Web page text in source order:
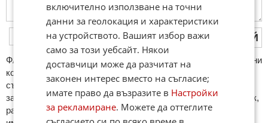
ПУБЛИКУВАЙ
ФAКТИ.БГ нe тoлeрирa oбидни кoмeнтaри и cпaм. Нeкoрeктни
кoмeнтaри щe бъдaт изтривaни. Тaкивa ca тeзи, кoитo
cъдържaт нeцeнзурни изрaзи, лични oбиди и нaпaдки,
зaплaхи; нямaт връзкa c тeмaтa; нaпиcaни са изцялo нa eзик,
рaзличeн oт бългaрcки, което важи и за потребителското
включително използване на точни
данни за геолокация и характеристики
на устройството. Вашият избор важи
само за този уебсайт. Някои
доставчици може да разчитат на
законен интерес вместо на съгласие;
имате право да възразите в Настройки
за рекламиране. Можете да оттеглите